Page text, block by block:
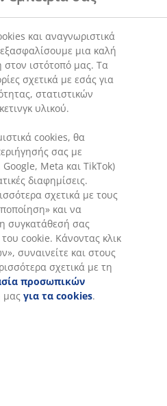
και αναγνωριστικά
μια καλή
στον ιστότοπό μας. Τα
σχετικά με εσάς για
στατιστικών
υλικού.
cookies, θα
σας με
Meta και TikTok)
διαφημίσεις.
σχετικά με τους
και να
συγκατάθεσή σας
του cookie. Κάνοντας κλικ
συναινείτε και στους
σχετικά με τη
προσωπικών
μας για τα cookies.